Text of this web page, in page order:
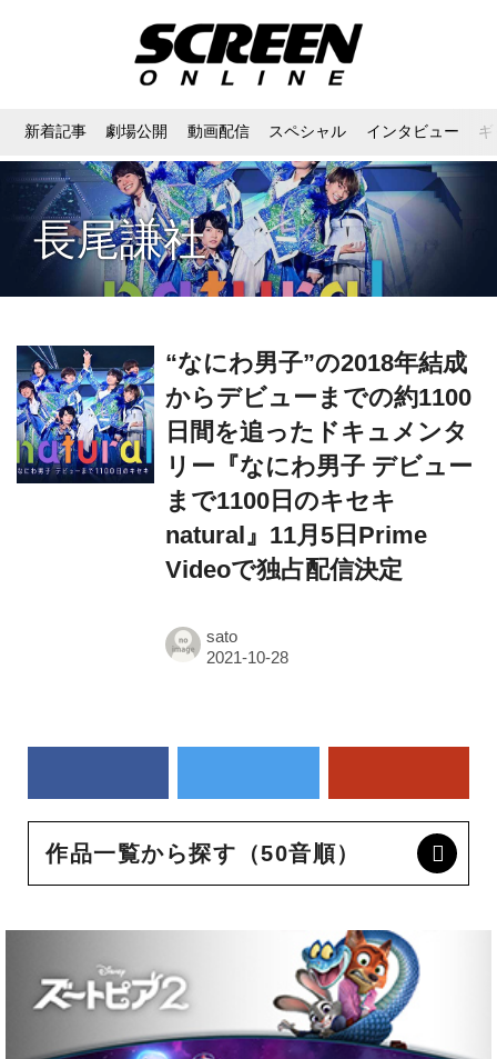
新着記事 劇場公開 動画配信 スペシャル インタビュー
長尾謙社
“なにわ男子”の2018年結成
からデビューまでの約1100
日間を追ったドキュメンタ
リー『なにわ男子 デビュー
まで1100日のキセキ
natural』11月5日Prime
Videoで独占配信決定
sato
作品一覧から探す（50音順）